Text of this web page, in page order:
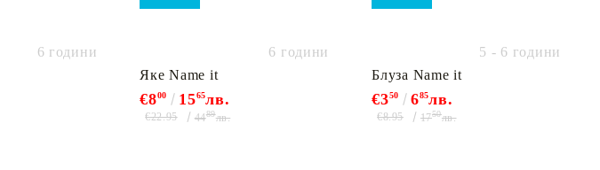
6 години
6 години
Яке Name it
€800 1565лв.
€22.95 4489лв.
5 - 6 години
Блуза Name it
€350 685лв.
€8.95 1750лв.